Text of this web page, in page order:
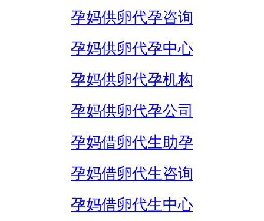
孕妈供卵代孕咨询
孕妈供卵代孕中心
孕妈供卵代孕机构
孕妈供卵代孕公司
孕妈借卵代生助孕
孕妈借卵代生咨询
孕妈借卵代生中心